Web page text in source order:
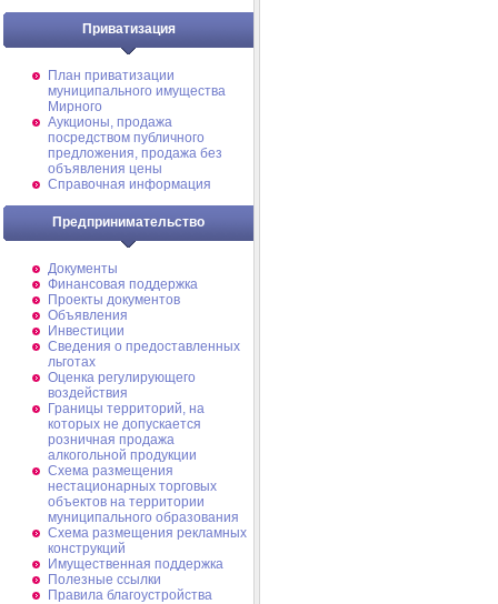
Приватизация
План приватизации
муниципального имущества
Мирного
Аукционы, продажа
посредством публичного
предложения, продажа без
объявления цены
Справочная информация
Предпринимательство
Документы
Финансовая поддержка
Проекты документов
Объявления
Инвестиции
Сведения о предоставленных
льготах
Оценка регулирующего
воздействия
Границы территорий, на
которых не допускается
розничная продажа
алкогольной продукции
Схема размещения
нестационарных торговых
объектов на территории
муниципального образования
Схема размещения рекламных
конструкций
Имущественная поддержка
Полезные ссылки
Правила благоустройства